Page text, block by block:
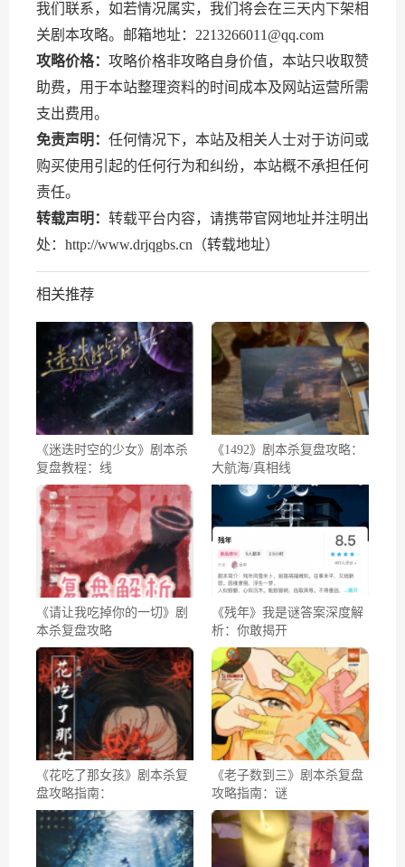
我们联系，如若情况属实，我们将会在三天内下架相
关剧本攻略。邮箱地址：2213266011@qq.com
攻略价格： 攻略价格非攻略自身价值，本站只收取赞
助费，用于本站整理资料的时间成本及网站运营所需
支出费用。
免责声明： 任何情况下，本站及相关人士对于访问或
购买使用引起的任何行为和纠纷，本站概不承担任何
责任。
转载声明： 转载平台内容，请携带官网地址并注明出
处：http://www.drjqgbs.cn（转载地址）
相关推荐
《迷迭时空的少女》剧本杀
复盘教程：线
《1492》剧本杀复盘攻略：
大航海/真相线
《请让我吃掉你的一切》剧
本杀复盘攻略
《残年》我是谜答案深度解
析：你敢揭开
《花吃了那女孩》剧本杀复
盘攻略指南：
《老子数到三》剧本杀复盘
攻略指南：谜